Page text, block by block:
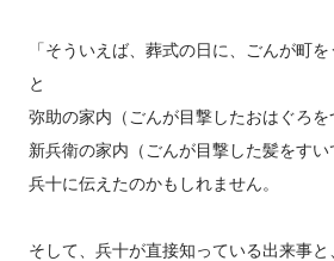
「そういえば、葬式の日に、ごんが町を
と
弥助の家内（ごんが目撃したおはぐろを
新兵衛の家内（ごんが目撃した髪をす
兵十に伝えたのかもしれません。
そして、兵十が直接知っている出来事と